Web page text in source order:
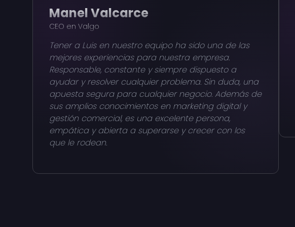
Manel Valcarce
CEO en Valgo
Tener a Luis en nuestro equipo ha sido una de las
mejores experiencias para nuestra empresa.
Responsable, constante y siempre dispuesto a
ayudar y resolver cualquier problema. Sin duda, una
apuesta segura para cualquier negocio. Además de
sus amplios conocimientos en marketing digital y
gestión comercial, es una excelente persona,
empática y abierta a superarse y crecer con los
que le rodean.